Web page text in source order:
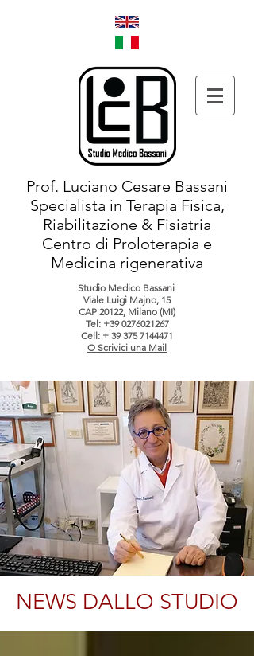
Prof. Luciano Cesare Bassani
Specialista in Terapia Fisica,
Riabilitazione & Fisiatria
Centro di Proloterapia e
Medicina rigenerativa
Studio Medico Bassani
Viale Luigi Majno, 15
CAP 20122, Milano (MI)
Tel: +39 0276021267
Cell: + 39 375 7144471
O Scrivici una Mail
NEWS DALLO STUDIO